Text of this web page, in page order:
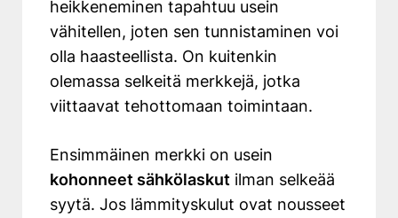
heikkeneminen tapahtuu usein
vähitellen, joten sen tunnistaminen voi
olla haasteellista. On kuitenkin
olemassa selkeitä merkkejä, jotka
viittaavat tehottomaan toimintaan.
Ensimmäinen merkki on usein
kohonneet sähkölaskut ilman selkeää
syytä. Jos lämmityskulut ovat nousseet